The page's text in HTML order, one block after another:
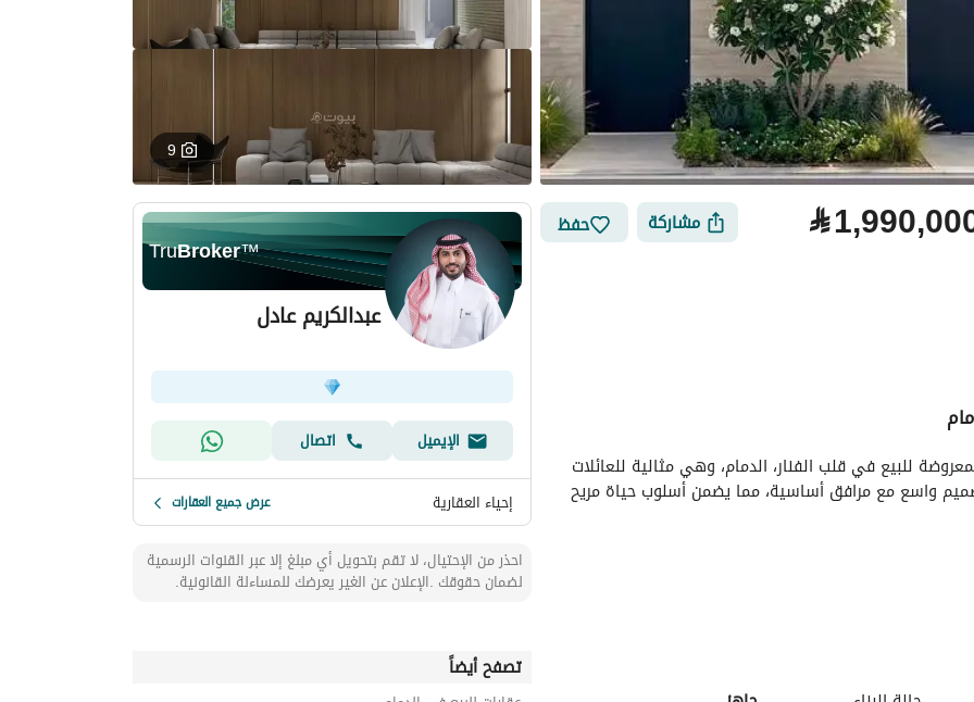
9
⃁ مشاركة حفظ
لذوقك الشخصي.
TruBroker™
عبدالكريم عادل
الإيميل اتصال
إحياء العقارية عرض جميع العقارات
احذر من الإحتيال، لا تقم بتحويل أي مبلغ إلا عبر القنوات الرسمية
لضمان حقوقك .الإعلان عن الغير يعرضك للمساءلة القانونية.
تصفح أيضاً